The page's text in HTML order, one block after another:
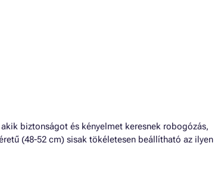
biztonságot és kényelmet keresnek robogózás,
(48-52 cm) sisak tökéletesen beállítható az ilyen